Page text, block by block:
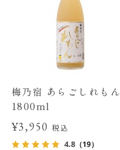
梅乃宿 あらごしれもん
1800ml
¥3,950税込
4.8（19）